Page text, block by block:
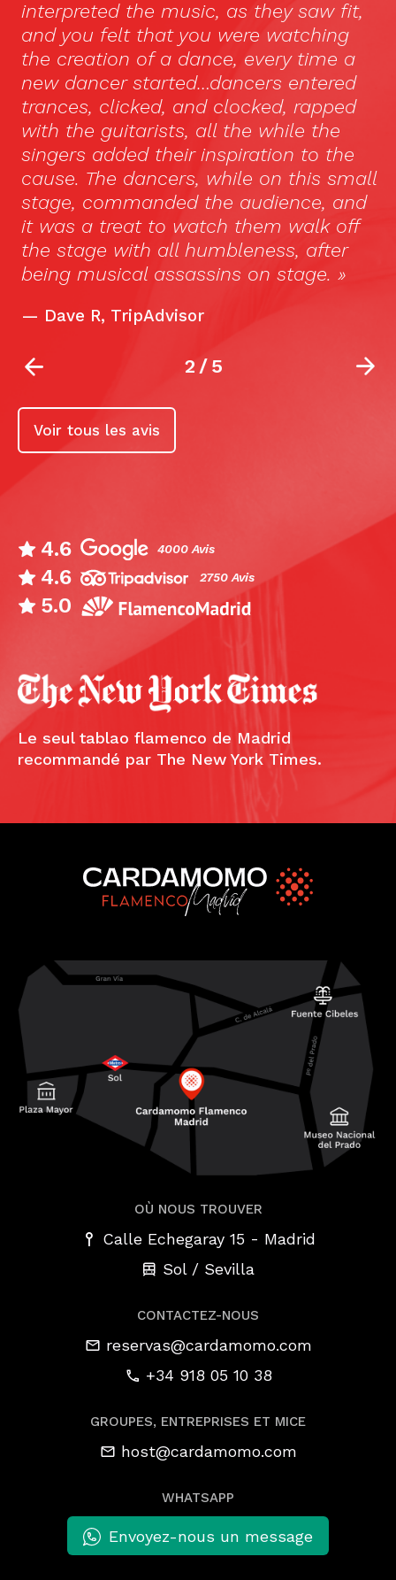
interpreted the music, as they saw fit,
and you felt that you were watching
the creation of a dance, every time a
new dancer started…dancers entered
trances, clicked, and clocked, rapped
with the guitarists, all the while the
singers added their inspiration to the
cause. The dancers, while on this small
stage, commanded the audience, and
it was a treat to watch them walk off
the stage with all humbleness, after
being musical assassins on stage. »
— Dave R, TripAdvisor
2/5
Voir tous les avis
4.6 4000 Avis
4.6 2750 Avis
5.0
Le seul tablao flamenco de Madrid
recommandé par The New York Times.
OÙ NOUS TROUVER
Calle Echegaray 15 - Madrid
Sol / Sevilla
CONTACTEZ-NOUS
reservas@cardamomo.com
+34 918 05 10 38
GROUPES, ENTREPRISES ET MICE
host@cardamomo.com
WHATSAPP
Envoyez-nous un message